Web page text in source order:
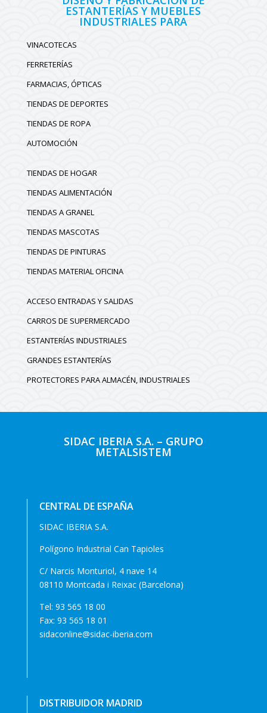
ESTANTERÍAS Y MUEBLES
INDUSTRIALES PARA
VINACOTECAS
FERRETERÍAS
FARMACIAS, ÓPTICAS
TIENDAS DE DEPORTES
TIENDAS DE ROPA
AUTOMOCIÓN
TIENDAS DE HOGAR
TIENDAS ALIMENTACIÓN
TIENDAS A GRANEL
TIENDAS MASCOTAS
TIENDAS DE PINTURAS
TIENDAS MATERIAL OFICINA
ACCESO ENTRADAS Y SALIDAS
CARROS DE SUPERMERCADO
ESTANTERÍAS INDUSTRIALES
GRANDES ESTANTERÍAS
PROTECTORES PARA ALMACÉN, INDUSTRIALES
SIDAC IBERIA S.A. – GRUPO
METALSISTEM
CENTRAL DE ESPAÑA
SIDAC IBERIA S.A.
Polígono Industrial Can Tapioles
C/ Narcis Monturiol, 4 nave 14
08110 Montcada i Reixac (Barcelona)
Tel: 93 565 18 00
Fax: 93 565 18 01
sidaconline@sidac-iberia.com
DISTRIBUIDOR MADRID